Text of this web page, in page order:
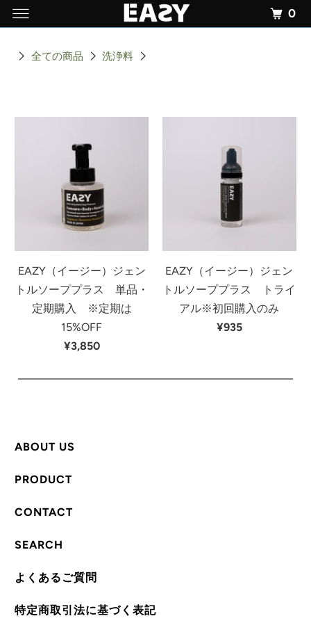
全ての商品 洗浄料
EAZY（イージー）ジェン
トルソーププラス 単品・
定期購入 ※定期は
15%OFF
¥3,850
EAZY（イージー）ジェン
トルソーププラス トライ
アル※初回購入のみ
¥935
ABOUT US
PRODUCT
CONTACT
SEARCH
よくあるご質問
特定商取引法に基づく表記
0